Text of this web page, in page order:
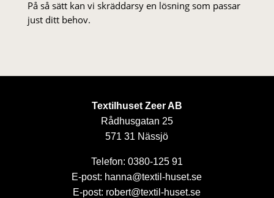
På så sätt kan vi skräddarsy en lösning som passar
just ditt behov.
Textilhuset Zeer AB
Rådhusgatan 25
571 31 Nässjö
Telefon: 0380-125 91
E-post: hanna@textil-huset.se
E-post: robert@textil-huset.se